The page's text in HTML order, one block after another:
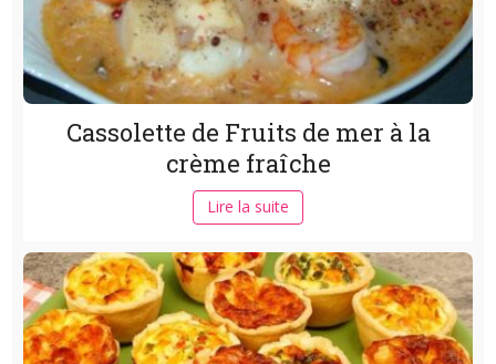
Cassolette de Fruits de mer à la
crème fraîche
Lire la suite